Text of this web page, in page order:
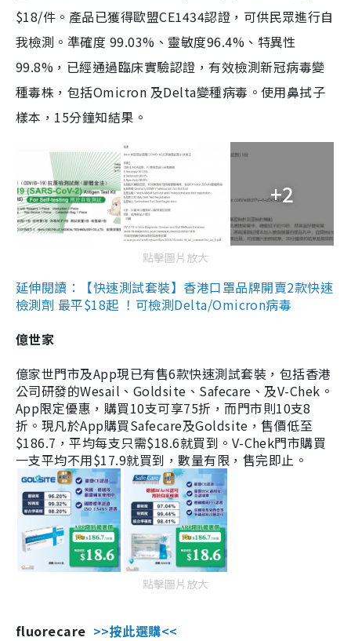
$18/件。產品已獲得歐盟CE1434認證，可供民眾進行自
我檢測。準確度 99.03%、靈敏度96.4%、特異性
99.8%，已經通過臨床實驗認證，有效檢測新冠病毒變
種毒株，包括Omicron 及Delta變種病毒。使用鼻拭子
樣本，15分鐘知結果。
+2
點擊圖片放大
延伸閱讀：【快速測試套裝】香港口罩品牌開賣2款快速
檢測劑 最平$18起 ！可檢測Delta/Omicron病毒
億世家
億家世門市及App現已有售6款快速測試套裝，包括香港
公司研發的Wesail、Goldsite、Safecare、及V-Chek。
App限定優惠，購買10支可享75折，而門市則10支8
折。現凡於App購買Safecare及Goldsite，售價低至
$186.7，平均每支只需$18.6就買到。V-Chek門市購買
一支平均不用$17.9就買到，數量有限，售完即止。
點擊圖片放大
fluorecare >>按此選購<<